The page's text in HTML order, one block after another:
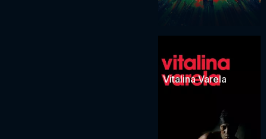
Vitalina Varela